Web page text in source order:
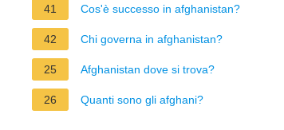
41 Cos'è successo in afghanistan?
42 Chi governa in afghanistan?
25 Afghanistan dove si trova?
26 Quanti sono gli afghani?